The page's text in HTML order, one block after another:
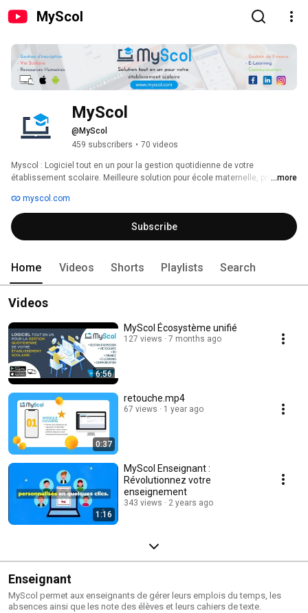
MyScol
MyScol
@MyScol
459 subscribers • 70 videos
Myscol : Logiciel tout en un pour la gestion quotidienne de votre
établissement scolaire. Meilleure solution pour école maternelle, primaire,
...more
myscol.com
Subscribe
Home Videos Shorts Playlists Search
Videos
6:56
MyScol Écosystème unifié
127 views 7 months ago
0:37
retouche.mp4
67 views 1 year ago
1:16
MyScol Enseignant :
Révolutionnez votre
enseignement
343 views 2 years ago
Enseignant
MyScol permet aux enseignants de gérer leurs emplois du temps, les
absences ainsi que les note des élèves et leurs cahiers de texte.